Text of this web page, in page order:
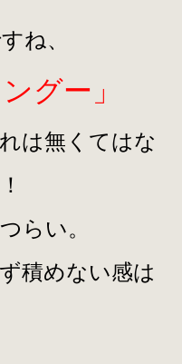
ね、
グー」
は無くてはな
らい。
積めない感は